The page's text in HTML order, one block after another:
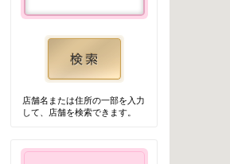
店舗名または住所の一部を入力
して、店舗を検索できます。